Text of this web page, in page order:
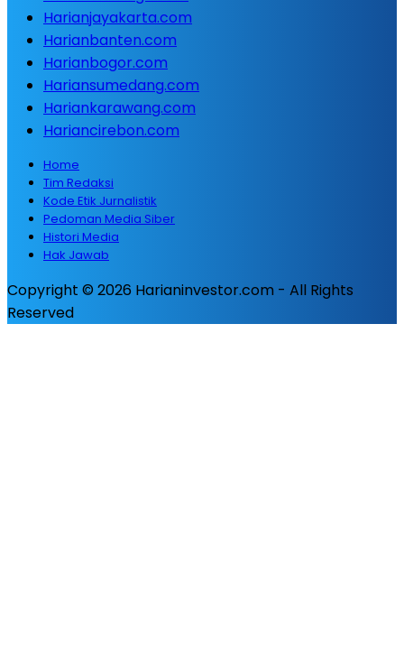
Harianjayakarta.com
Harianbanten.com
Harianbogor.com
Hariansumedang.com
Hariankarawang.com
Hariancirebon.com
Home
Tim Redaksi
Kode Etik Jurnalistik
Pedoman Media Siber
Histori Media
Hak Jawab
Copyright © 2026 Harianinvestor.com - All Rights
Reserved